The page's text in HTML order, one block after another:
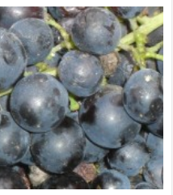
2013
en
Côtes
d’Auvergne
AOC